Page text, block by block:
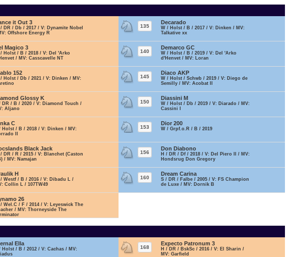
it Out 3
DR / Db / 2017 / V: Dynamite Nobel
Offshore Energy R
135
Decarado
W / Holst / B / 2017 / V: Dinken / MV:
Talkative xx
Magico 3
/ Holst / B / 2018 / V: Del 'Arko
/ MV: Casscavelle NT
140
Demarco GC
W / Holst / B / 2019 / V: Del 'Arko
d'Henvet / MV: Loran
152
/ Holst / Db / 2021 / V: Dinken / MV:
145
Diaco AKP
W / Holst / Schwb / 2019 / V: Diego de
Semilly / MV: Acobat II
Glossy K
DR / B / 2020 / V: Diamond Touch /
Aljano
150
Diassini M
W / Holst / Db / 2019 / V: Diarado / MV:
Cassini I
C
Holst / B / 2018 / V: Dinken / MV:
II
153
Dior 200
W / Grpf.o.R / B / 2019
Black Jack
/ DR / R / 2015 / V: Blanchet (Caston
/ MV: Namajan
156
Don Diabono
H / DR / Df / 2018 / V: Del Piero II / MV:
Hondsrug Don Gregory
H
/ Westf / B / 2016 / V: Dibadu L /
Collin L / 107TW49
160
Dream Carina
S / DR / Falbe / 2005 / V: FS Champion
de Luxe / MV: Dornik B
26
/ Wel.C / F / 2014 / V: Leyeswick The
/ MV: Thorneyside The
Ella
Holst / B / 2012 / V: Cachas / MV:
168
Expecto Patronum 3
H / DR / BskSc / 2016 / V: El Sharin /
MV: Garfield